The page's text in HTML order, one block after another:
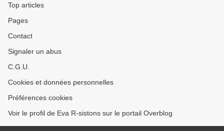
Top articles
Pages
Contact
Signaler un abus
C.G.U.
Cookies et données personnelles
Préférences cookies
Voir le profil de Eva R-sistons sur le portail Overblog